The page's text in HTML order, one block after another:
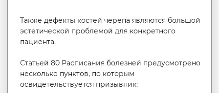
Также дефекты костей черепа являются большой
эстетической проблемой для конкретного
пациента.
Статьей 80 Расписания болезней предусмотрено
несколько пунктов, по которым
освидетельствуется призывник: